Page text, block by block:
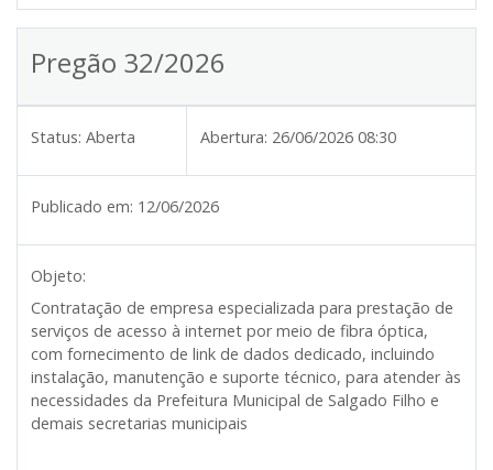
Pregão 32/2026
Status: Aberta Abertura: 26/06/2026 08:30
Publicado em: 12/06/2026
Objeto:
Contratação de empresa especializada para prestação de
serviços de acesso à internet por meio de fibra óptica,
com fornecimento de link de dados dedicado, incluindo
instalação, manutenção e suporte técnico, para atender às
necessidades da Prefeitura Municipal de Salgado Filho e
demais secretarias municipais